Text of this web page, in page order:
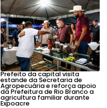
Prefeito da capital visita
estande da Secretaria de
Agropecuária e reforça apoio
da Prefeitura de Rio Branco a
agricultura familiar durante
Expoacre